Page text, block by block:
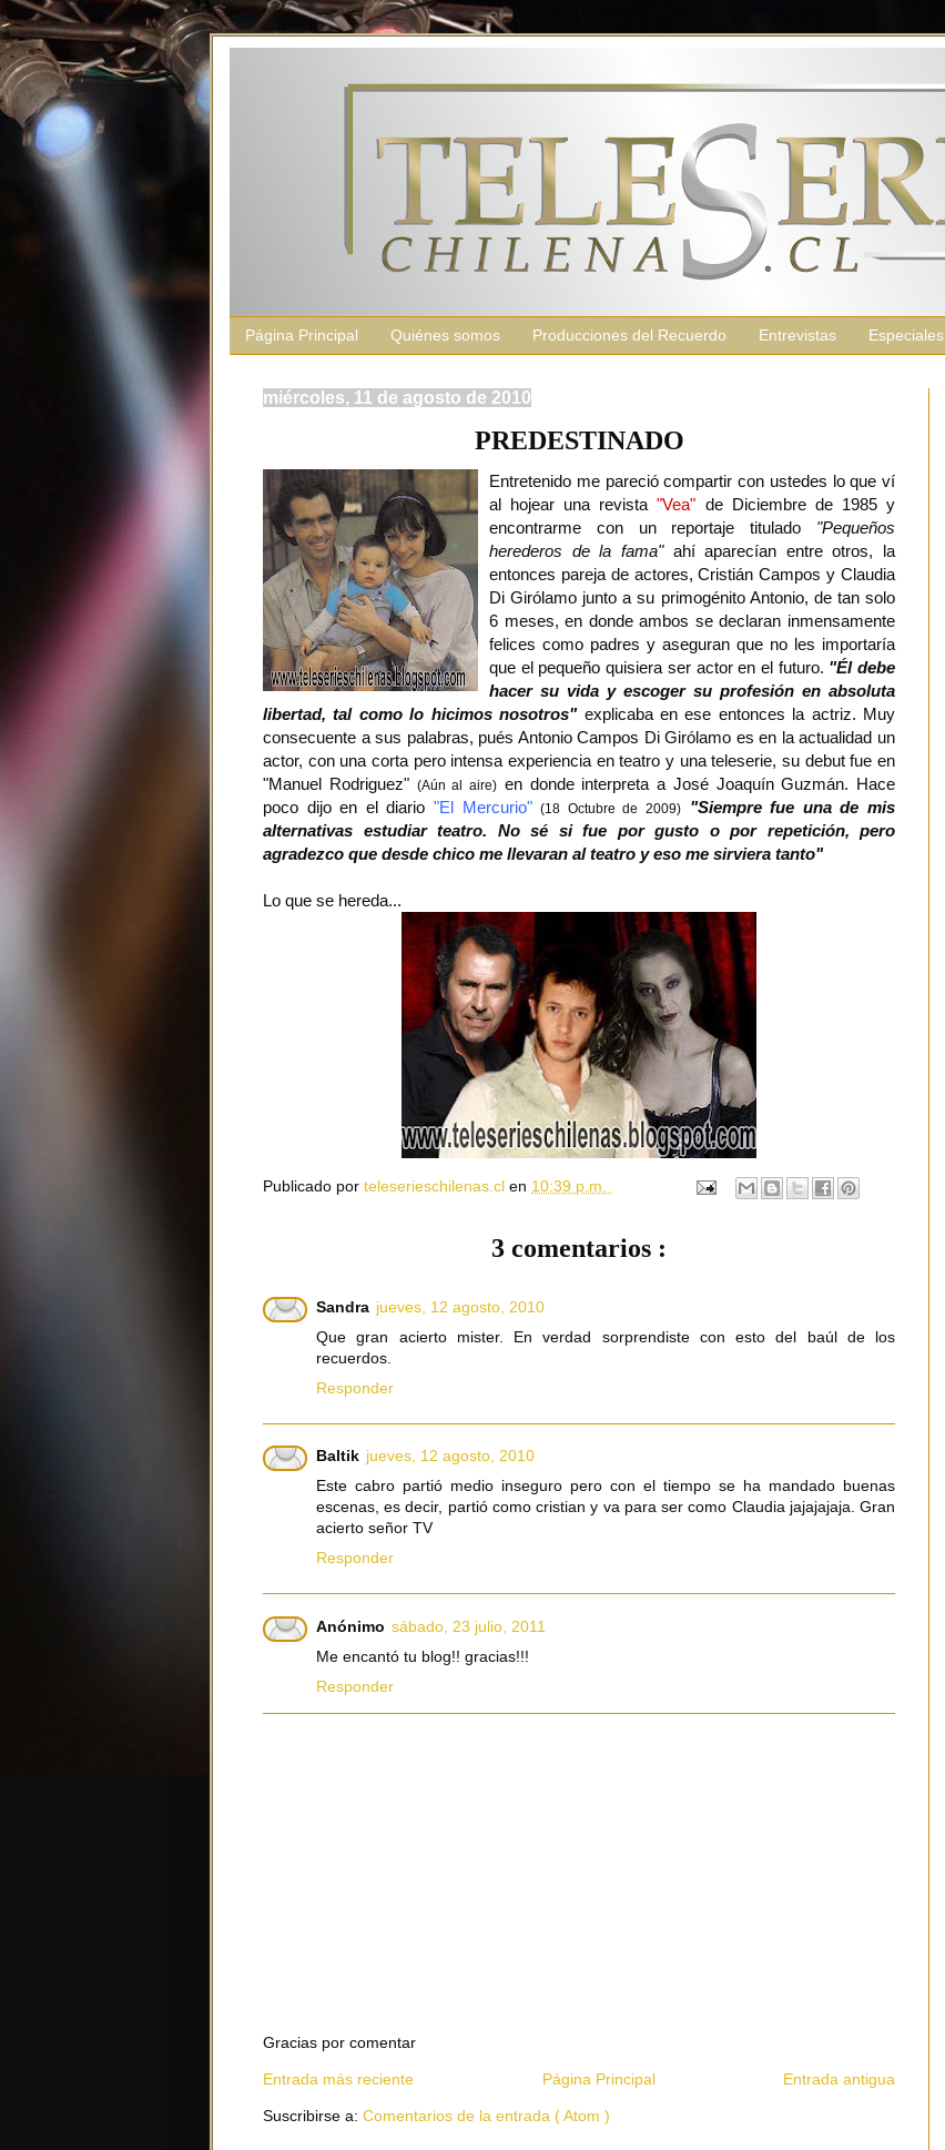
Página Principal Quiénes somos Producciones del Recuerdo Entrevistas Especiales
miércoles, 11 de agosto de 2010
PREDESTINADO
Entretenido me pareció compartir con ustedes lo que ví
al hojear una revista"Vea" de Diciembre de 1985 y
encontrarme con un reportaje titulado "Pequeños
herederos de la fama"ahí aparecían entre otros, la
entonces pareja de actores, Cristián Campos y Claudia
Di Girólamo junto a su primogénito Antonio, de tan solo
6 meses, en donde ambos se declaran inmensamente
felices como padres y aseguran que no les importaría
que el pequeño quisiera ser actor en el futuro. "Él debe
hacer su vida y escoger su profesión en absoluta
libertad, tal como lo hicimos nosotros"explicaba en ese entonces la actriz. Muy
consecuente a sus palabras, pués Antonio Campos Di Girólamo es en la actualidad un
actor, con una corta pero intensa experiencia en teatro y una teleserie, su debut fue en
"Manuel Rodriguez" (Aún al aire) en donde interpreta a José Joaquín Guzmán. Hace
poco dijo en el diario "El Mercurio" (18 Octubre de 2009)
"Siempre fue una de mis
alternativas estudiar teatro. No sé si fue por gusto o por repetición, pero
agradezco que desde chico me llevaran al teatro y eso me sirviera tanto"
Lo que se hereda...
Publicado por teleserieschilenas.cl en 10:39 p.m.
3 comentarios :
Sandra jueves, 12 agosto, 2010
Que gran acierto mister. En verdad sorprendiste con esto del baúl de los
recuerdos.
Responder
Baltik jueves, 12 agosto, 2010
Este cabro partió medio inseguro pero con el tiempo se ha mandado buenas
escenas, es decir, partió como cristian y va para ser como Claudia jajajajaja. Gran
acierto señor TV
Responder
Anónimo sábado, 23 julio, 2011
Me encantó tu blog!! gracias!!!
Responder
Gracias por comentar
Entrada más reciente Entrada antigua
Página Principal
Suscribirse a: Comentarios de la entrada ( Atom )